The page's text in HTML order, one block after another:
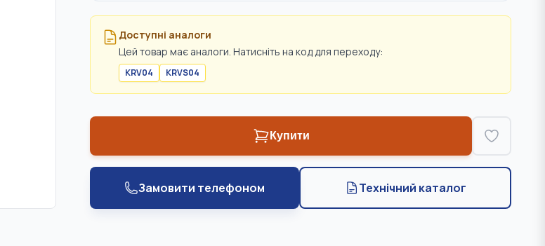
Доступні аналоги
Цей товар має аналоги. Натисніть на код для переходу:
KRV04 KRVS04
Купити
Замовити телефоном Технічний каталог